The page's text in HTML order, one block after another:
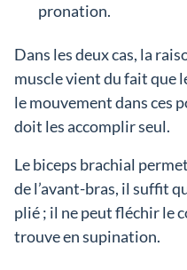
pronation.
Dans les deux cas, la
muscle vient du fait que
le mouvement dans ces
doit les accomplir seul.
Le biceps brachial
de l’avant-bras, il suffit
plié ; il ne peut fléchir le
trouve en supination.